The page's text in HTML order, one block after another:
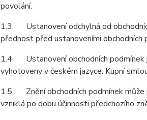
povolání.
1.3. Ustanovení odchylná od
přednost před ustanoveními obchodních
1.4. Ustanovení obchodních podmínek
vyhotoveny v českém jazyce. Kupní
1.5. Znění obchodních podmínek může
vzniklá po dobu účinnosti předchozího